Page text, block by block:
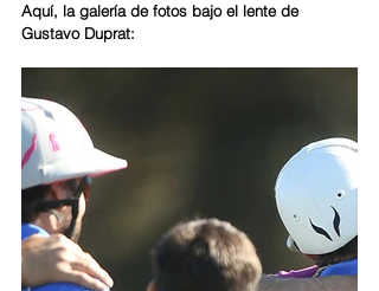
Aquí, la galería de fotos bajo el lente de
Gustavo Duprat: